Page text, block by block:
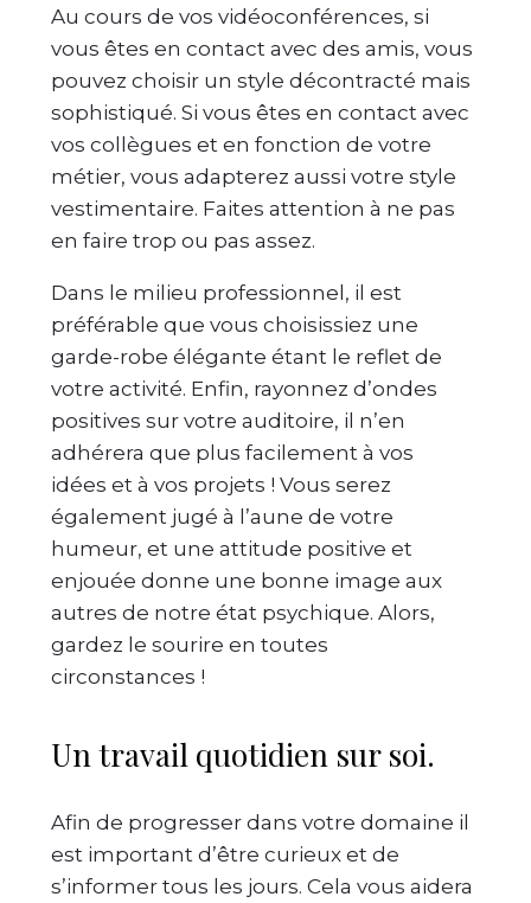
Au cours de vos vidéoconférences, si
vous êtes en contact avec des amis, vous
pouvez choisir un style décontracté mais
sophistiqué. Si vous êtes en contact avec
vos collègues et en fonction de votre
métier, vous adapterez aussi votre style
vestimentaire. Faites attention à ne pas
en faire trop ou pas assez.
Dans le milieu professionnel, il est
préférable que vous choisissiez une
garde-robe élégante étant le reflet de
votre activité. Enfin, rayonnez d’ondes
positives sur votre auditoire, il n’en
adhérera que plus facilement à vos
idées et à vos projets ! Vous serez
également jugé à l’aune de votre
humeur, et une attitude positive et
enjouée donne une bonne image aux
autres de notre état psychique. Alors,
gardez le sourire en toutes
circonstances !
Un travail quotidien sur soi.
Afin de progresser dans votre domaine il
est important d’être curieux et de
s’informer tous les jours. Cela vous aidera